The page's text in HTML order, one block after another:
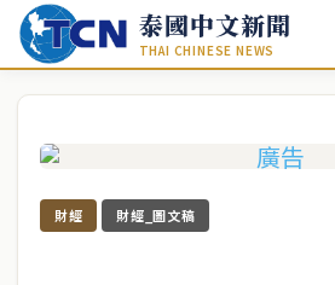
泰國中文新聞
THAI CHINESE NEWS
財經 財經_圖文稿